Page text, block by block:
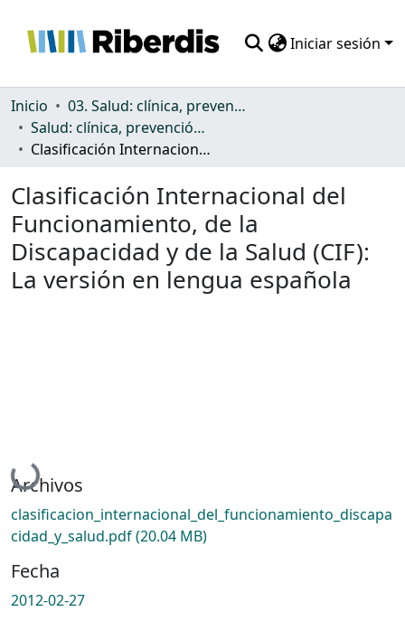
Iniciar sesión
Comunidades
Todo DSpace
Inicio
03. Salud: clínica, prevención, atención sanitaria y (re)habilitación
Salud: clínica, prevención, atención sanitaria y (re)habilitación
Clasificación Internacional del Funcionamiento, de la Discapacidad y de la Salud (CIF): La versión en lengua española
Clasificación Internacional del
Funcionamiento, de la
Discapacidad y de la Salud (CIF):
La versión en lengua española
Cargando...
Archivos
clasificacion_internacional_del_funcionamiento_discapa
cidad_y_salud.pdf(20.04 MB)
Fecha
2012-02-27